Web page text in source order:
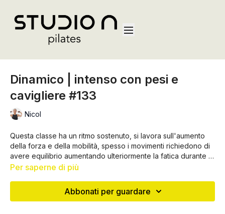
Dinamico | intenso con pesi e
cavigliere #133
Nicol
Questa classe ha un ritmo sostenuto, si lavora sull'aumento
della forza e della mobilità, spesso i movimenti richiedono di
avere equilibrio aumentando ulteriormente la fatica durante lo
svolgimento. In alcune sequenze di questa lezione si
Per saperne di più
Abbonati per guardare